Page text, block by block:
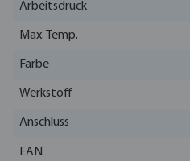
Arbeitsdruck
Max. Temp.
Farbe
Werkstoff
Anschluss
EAN